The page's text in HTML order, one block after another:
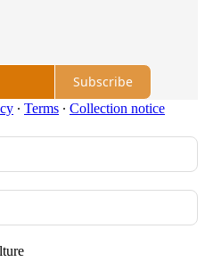
Subscribe
∙ Terms ∙ Collection notice